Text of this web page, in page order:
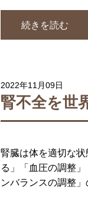
続きを読む
2022年11月09日
腎不全を世
腎臓は体を適切な
る」「血圧の調整
ンバランスの調整」